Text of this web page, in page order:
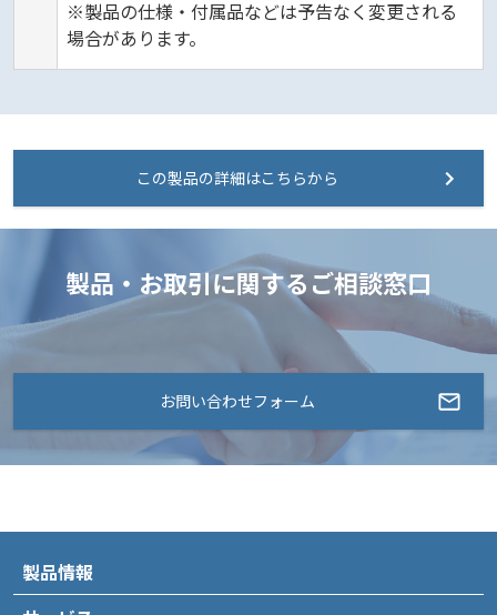
※製品の仕様・付属品などは予告なく変更される
場合があります。
この製品の詳細はこちらから
製品・お取引に関するご相談窓口
お問い合わせフォーム
製品情報